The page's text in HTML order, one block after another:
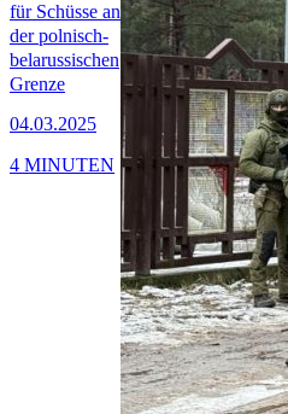
für Schüsse an
der polnisch-
belarussischen
Grenze
04.03.2025
4 MINUTEN